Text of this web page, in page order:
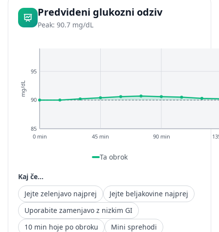
Predvideni glukozni odziv
Peak: 90.7 mg/dL
85
90
95
0 min 45 min 90 min
mg/dL
Ta obrok
Kaj če...
Jejte zelenjavo najprej
Jejte beljakovine najprej
Uporabite zamenjavo z nizkim GI
10 min hoje po obroku
Mini sprehodi